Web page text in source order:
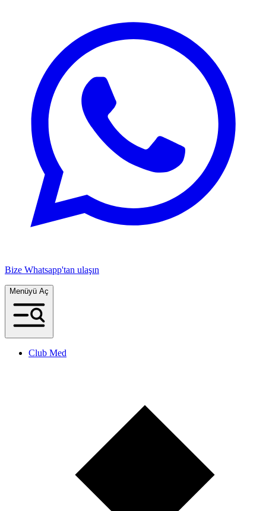
Bize Whatsapp'tan ulaşın
Menüyü Aç
Club Med